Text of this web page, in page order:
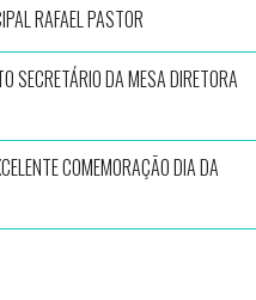
RAFAEL PASTOR
SECRETÁRIO DA MESA DIRETORA
COMEMORAÇÃO DIA DA